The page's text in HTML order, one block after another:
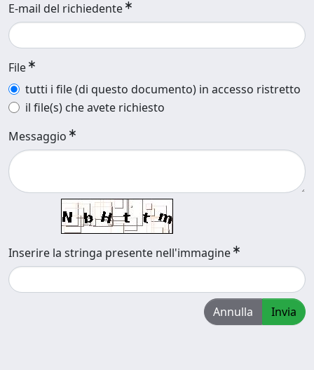
E-mail del richiedente
File
tutti i file (di questo documento) in accesso ristretto
il file(s) che avete richiesto
Messaggio
Inserire la stringa presente nell'immagine
Annulla Invia